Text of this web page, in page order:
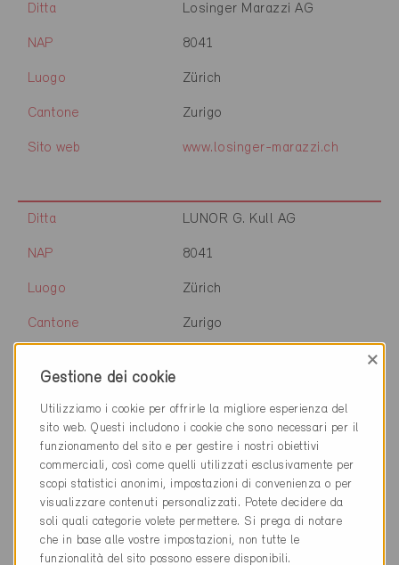
Ditta Losinger Marazzi AG
NAP 8041
Luogo Zürich
Cantone Zurigo
Sito web www.losinger-marazzi.ch
Ditta LUNOR G. Kull AG
NAP 8041
Luogo Zürich
Cantone Zurigo
Ditta
Migros-Genossenschafts-
Bund
NAP 8031
Luogo Zürich
Cantone
Gestione dei cookie
×
Utilizziamo i cookie per offrirle la migliore esperienza del
sito web. Questi includono i cookie che sono necessari per il
funzionamento del sito e per gestire i nostri obiettivi
commerciali, così come quelli utilizzati esclusivamente per
scopi statistici anonimi, impostazioni di convenienza o per
visualizzare contenuti personalizzati. Potete decidere da
soli quali categorie volete permettere. Si prega di notare
che in base alle vostre impostazioni, non tutte le
funzionalità del sito possono essere disponibili.